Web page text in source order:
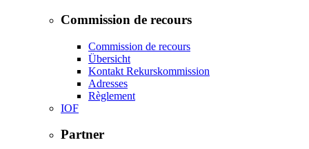
Commission de recours
Commission de recours
Übersicht
Kontakt Rekurskommission
Adresses
Règlement
IOF
Partner